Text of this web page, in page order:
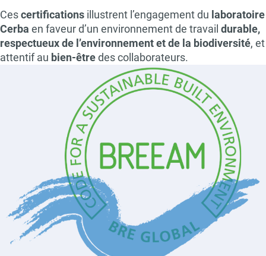
Cescertifications illustrent l’engagement du laboratoire
Cerba en faveur d’un environnement de travail durable,
respectueux de l’environnement et de la biodiversité, et
attentif au bien-êtredes collaborateurs.